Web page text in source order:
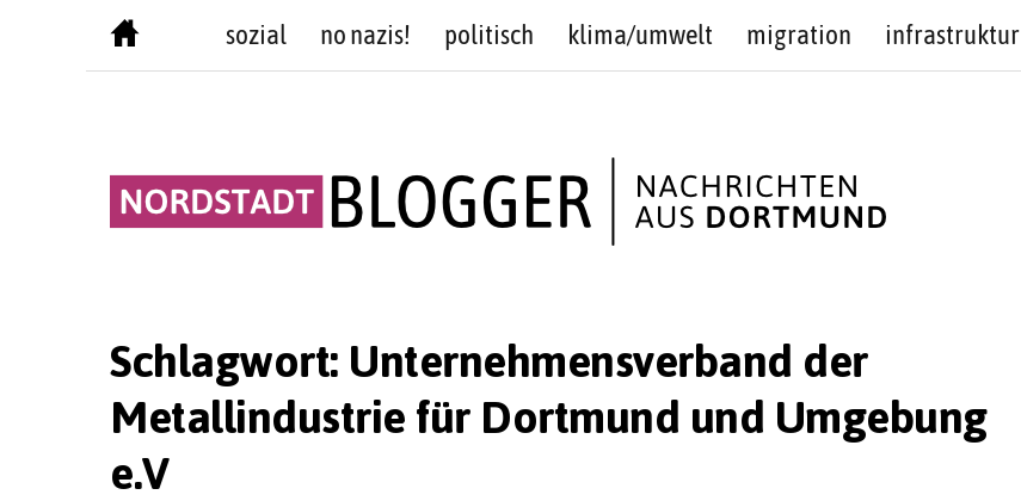
sozial no nazis! politisch klima/umwelt migration infrastruktur
Schlagwort: Unternehmensverband der
Metallindustrie für Dortmund und Umgebung
e.V